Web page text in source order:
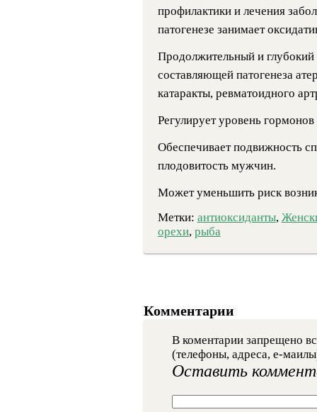
профилактики и лечения
патогенезе занимает
Продолжительный и глубокий
составляющей патогенеза
катаракты, ревматоидного
Регулирует уровень
Обеспечивает подвижность
плодовитость мужчин.
Может уменьшить риск
Метки: антиоксиданты,
орехи, рыба
Комментарии
В коментарии запрещено
(телефоны, адреса, е-
Оставить